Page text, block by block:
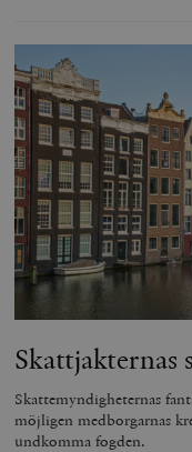
Skattjakternas
Skattemyndigheternas
möjligen medborgarnas
undkomma fogden.